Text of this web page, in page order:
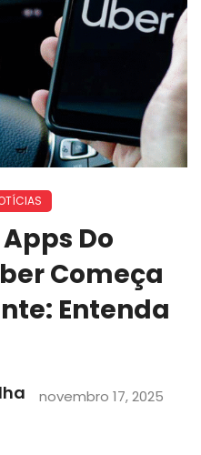
Do
Começa
Entenda
novembro 17, 2025